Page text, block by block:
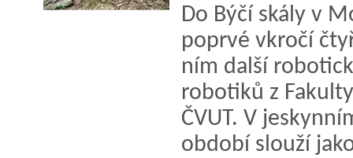
Do Býčí skály v
poprvé vkročí
ním další
robotiků z
ČVUT. V
období slouží